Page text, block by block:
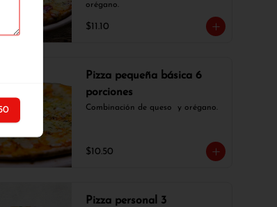
orégano.
$11.10
Pizza pequeña básica 6
porciones
Combinación de queso  y orégano.
$10.50
Pizza personal 3